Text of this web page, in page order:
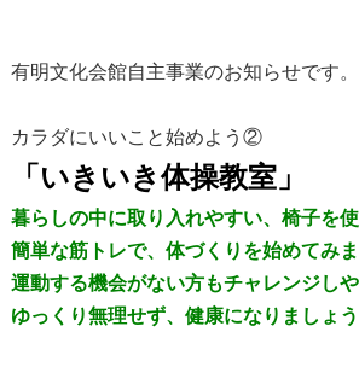
有明文化会館自主事業のお知らせです。
カラダにいいこと始めよう②
「いきいき体操教室」
暮らしの中に取り入れやすい、椅子を
簡単な筋トレで、体づくりを始めてみ
運動する機会がない方もチャレンジし
ゆっくり無理せず、健康になりましょう